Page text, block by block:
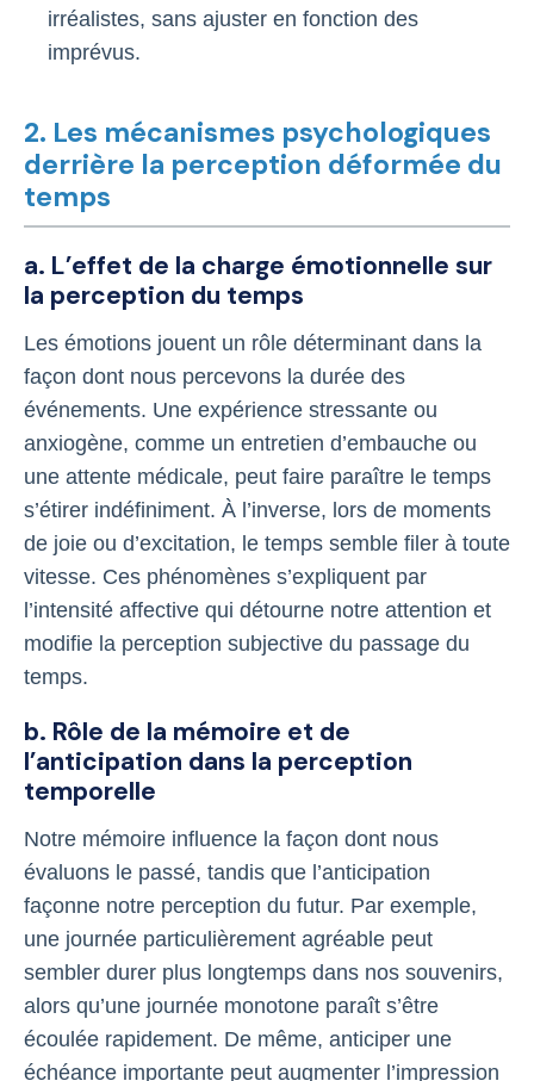
irréalistes, sans ajuster en fonction des
imprévus.
2. Les mécanismes psychologiques
derrière la perception déformée du
temps
a. L’effet de la charge émotionnelle sur
la perception du temps
Les émotions jouent un rôle déterminant dans la
façon dont nous percevons la durée des
événements. Une expérience stressante ou
anxiogène, comme un entretien d’embauche ou
une attente médicale, peut faire paraître le temps
s’étirer indéfiniment. À l’inverse, lors de moments
de joie ou d’excitation, le temps semble filer à toute
vitesse. Ces phénomènes s’expliquent par
l’intensité affective qui détourne notre attention et
modifie la perception subjective du passage du
temps.
b. Rôle de la mémoire et de
l’anticipation dans la perception
temporelle
Notre mémoire influence la façon dont nous
évaluons le passé, tandis que l’anticipation
façonne notre perception du futur. Par exemple,
une journée particulièrement agréable peut
sembler durer plus longtemps dans nos souvenirs,
alors qu’une journée monotone paraît s’être
écoulée rapidement. De même, anticiper une
échéance importante peut augmenter l’impression